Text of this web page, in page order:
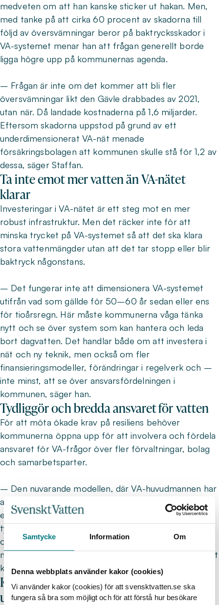
Samtycke Information Om
Denna webbplats använder kakor (cookies)
Vi använder kakor (cookies) för att svensktvatten.se ska
fungera så bra som möjligt och för att förstå hur besökare
medveten om att han kanske sticker ut hakan. Men,
med tanke på att cirka 60 procent av skadorna till
följd av översvämningar beror på baktrycksskador i
VA-systemet menar han att frågan generellt borde
ligga högre upp på kommunernas agenda.
– Frågan är inte om det kommer att bli fler
översvämningar likt den Gävle drabbades av 2021,
utan när. Då landade kostnaderna på 1,6 miljarder.
Eftersom skadorna uppstod på grund av ett
underdimensionerat VA-nät menade
försäkringsbolagen att kommunen skulle stå för 1,2 av
dessa, säger Staffan.
Ta inte emot mer vatten än VA-nätet
klarar
Investeringar i VA-nätet är ett steg mot en mer
robust infrastruktur. Men det räcker inte för att
minska trycket på VA-systemet så att det ska klara
stora vattenmängder utan att det tar stopp eller blir
baktryck någonstans.
– Det fungerar inte att dimensionera VA-systemet
utifrån vad som gällde för 50–60 år sedan eller ens
för tioårsregn. Här måste kommunerna våga tänka
nytt och se över system som kan hantera och leda
bort dagvatten. Det handlar både om att investera i
nät och ny teknik, men också om fler
finansieringsmodeller, förändringar i regelverk och –
inte minst, att se över ansvarsfördelningen i
kommunen, säger han.
Tydliggör och bredda ansvaret för vatten
För att möta ökade krav på resiliens behöver
kommunerna öppna upp för att involvera och fördela
ansvaret för VA-frågor över fler förvaltningar, bolag
och samarbetsparter.
– Den nuvarande modellen, där VA-huvudmannen har
allt ansvar för vattnet när det regnar, är förlegad. Till
exempel kan plan- och exploateringskontoret få ett
tydligare uppdrag att planera för vattenavrinning och
omledning av vatten även vid förtätning av befintliga
miljöer och andra miljöanpassningar, och gatukontoret
kan utöka sitt serviceuppdrag, säger Staffan.
Kräv översyn av regelverk och följ
utvecklingen i övriga Europa